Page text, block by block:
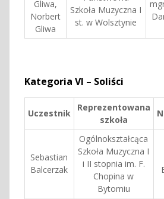
Gliwa,
Norbert
Gliwa
Szkoła Muzyczna I
st. w Wolsztynie
Kategoria VI – Soliści
Uczestnik
Reprezentowana
szkoła
Sebastian
Balcerzak
Ogólnokształcąca
Szkoła Muzyczna I
i II stopnia im. F.
Chopina w
Bytomiu